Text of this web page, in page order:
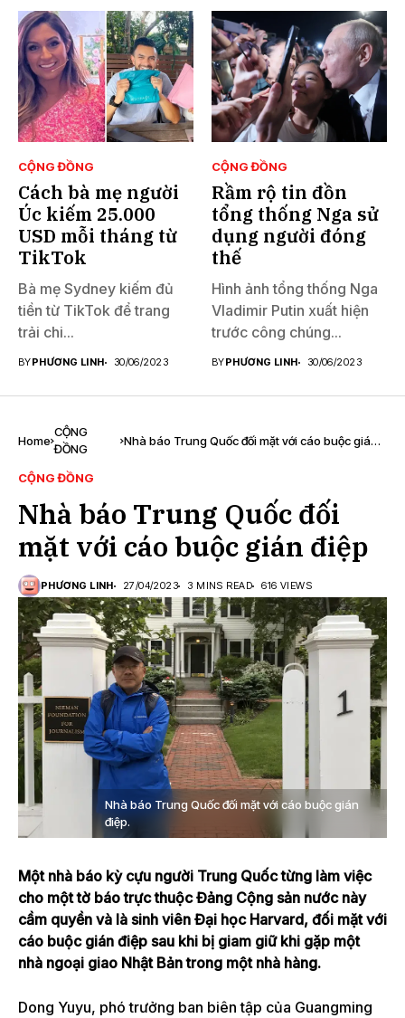
CỘNG ĐỒNG
Cách bà mẹ người
Úc kiếm 25.000
USD mỗi tháng từ
TikTok
Bà mẹ Sydney kiếm đủ
tiền từ TikTok để trang
trải chi...
BYPHƯƠNG LINH 30/06/2023
CỘNG ĐỒNG
Rầm rộ tin đồn
tổng thống Nga sử
dụng người đóng
thế
Hình ảnh tổng thống Nga
Vladimir Putin xuất hiện
trước công chúng...
BYPHƯƠNG LINH 30/06/2023
Home
CỘNG
ĐỒNG
Nhà báo Trung Quốc đối mặt với cáo buộc gián
CỘNG ĐỒNG
Nhà báo Trung Quốc đối
mặt với cáo buộc gián điệp
PHƯƠNG LINH 27/04/2023 3 MINS READ 616 VIEWS
Nhà báo Trung Quốc đối mặt với cáo buộc gián
điệp.
Một nhà báo kỳ cựu người Trung Quốc từng làm việc
cho một tờ báo trực thuộc Đảng Cộng sản nước này
cầm quyền và là sinh viên Đại học Harvard, đối mặt với
cáo buộc gián điệp sau khi bị giam giữ khi gặp một
nhà ngoại giao Nhật Bản trong một nhà hàng.
Dong Yuyu, phó trưởng ban biên tập của Guangming